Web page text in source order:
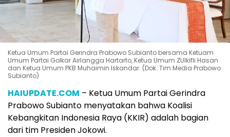
Ketua Umum Partai Gerindra Prabowo Subianto bersama Ketuam
Umum Partai Golkar Airlangga Hartarto, Ketua Umum ZUlkifli Hasan
dan Ketua Umum PKB Muhaimin Iskandar. (Dok. Tim Media Prabowo
Subianto)
HAIUPDATE.COM – Ketua Umum Partai Gerindra
Prabowo Subianto menyatakan bahwa Koalisi
Kebangkitan Indonesia Raya (KKIR) adalah bagian
dari tim Presiden Jokowi.